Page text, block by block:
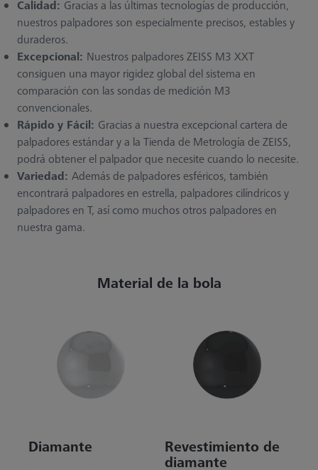
Calidad: Gracias a las últimas tecnologías de producción,
nuestros palpadores son especialmente precisos, estables y
duraderos.
Excepcional: Nuestros palpadores ZEISS M3 XXT
consiguen una mayor rigidez global del sistema en
comparación con las sondas de medición M3
convencionales.
Rápido y Fácil: Gracias a nuestra excepcional cartera de
palpadores estándar y a la Tienda de Metrología de ZEISS,
podrá obtener el palpador que necesite cuando lo necesite.
Variedad: Además de palpadores esféricos, también
encontrará palpadores en estrella, palpadores cilíndricos y
palpadores en T, así como muchos otros palpadores en
nuestra gama.
Material de la bola
Diamante
Revestimiento de
diamante